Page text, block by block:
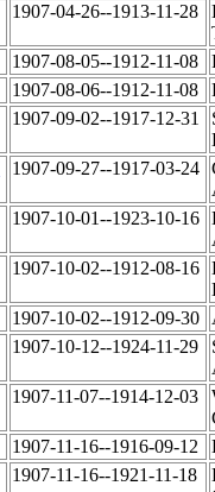
1907-04-26--1913-11-28
1907-08-05--1912-11-08
1907-08-06--1912-11-08
1907-09-02--1917-12-31
1907-09-27--1917-03-24
1907-10-01--1923-10-16
1907-10-02--1912-08-16
1907-10-02--1912-09-30
1907-10-12--1924-11-29
1907-11-07--1914-12-03
1907-11-16--1916-09-12
1907-11-16--1921-11-18